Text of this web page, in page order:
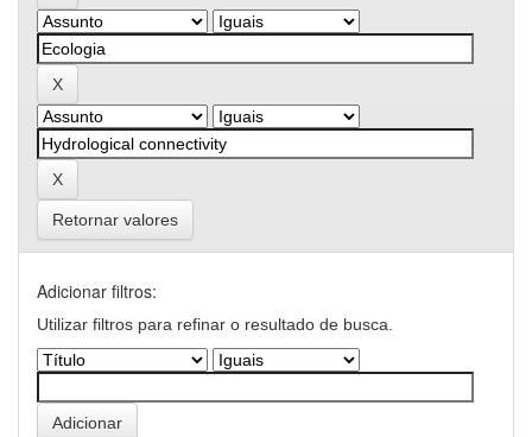
Retornar valores
Adicionar filtros:
Utilizar filtros para refinar o resultado de busca.